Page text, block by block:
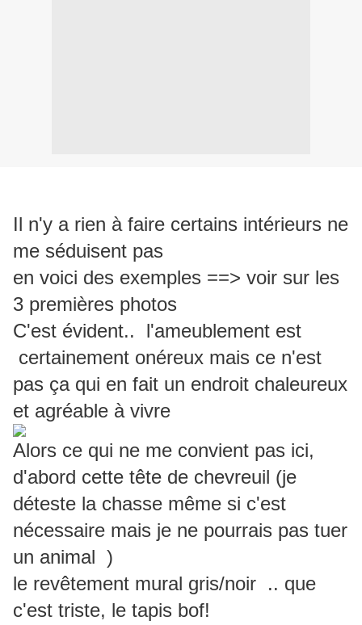
Il n'y a rien à faire certains intérieurs ne
me séduisent pas
en voici des exemples ==> voir sur les
3 premières photos
C'est évident.. l'ameublement est
certainement onéreux mais ce n'est
pas ça qui en fait un endroit chaleureux
et agréable à vivre
Alors ce qui ne me convient pas ici,
d'abord cette tête de chevreuil (je
déteste la chasse même si c'est
nécessaire mais je ne pourrais pas tuer
un animal )
le revêtement mural gris/noir .. que
c'est triste, le tapis bof!